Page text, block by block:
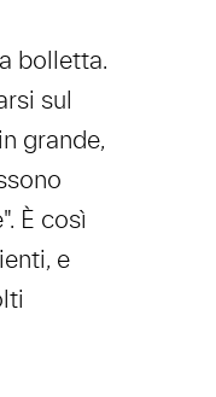
bolletta.
sul
grande,
È così
e